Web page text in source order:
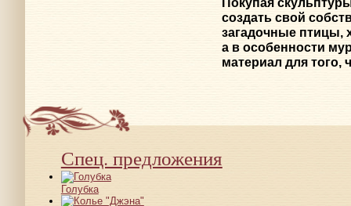
создать свой
загадочные птицы,
а в особенности
материал для того,
Спец. предложения
Голубка